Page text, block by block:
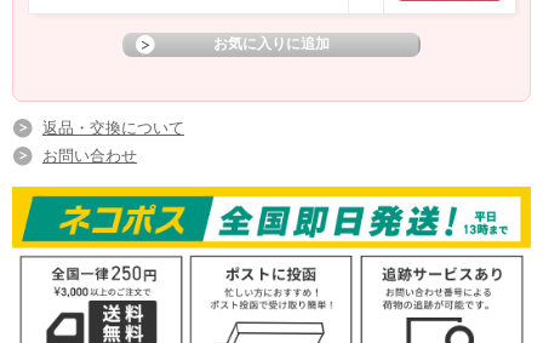
返品・交換について
お問い合わせ